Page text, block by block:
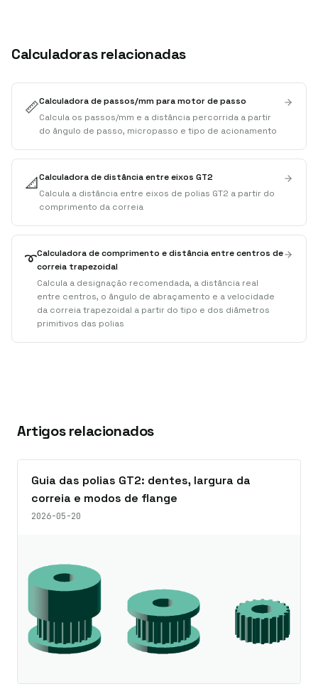
Calculadoras relacionadas
📏Calculadora de passos/mm para motor de passo
Calcula os passos/mm e a distância percorrida a partir
do ângulo de passo, micropasso e tipo de acionamento
📐Calculadora de distância entre eixos GT2
Calcula a distância entre eixos de polias GT2 a partir do
comprimento da correia
➰Calculadora de comprimento e distância entre centros de
correia trapezoidal
Calcula a designação recomendada, a distância real
entre centros, o ângulo de abraçamento e a velocidade
da correia trapezoidal a partir do tipo e dos diâmetros
primitivos das polias
Artigos relacionados
Guia das polias GT2: dentes, largura da
correia e modos de flange
2026-05-20